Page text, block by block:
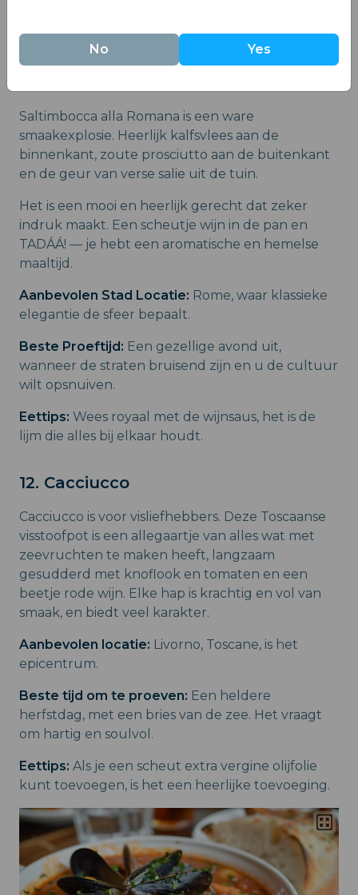
Saltimbocca alla Romana is een ware
smaakexplosie. Heerlijk kalfsvlees aan de
binnenkant, zoute prosciutto aan de buitenkant
en de geur van verse salie uit de tuin.
Het is een mooi en heerlijk gerecht dat zeker
indruk maakt. Een scheutje wijn in de pan en
TADÁÁ! — je hebt een aromatische en hemelse
maaltijd.
Aanbevolen Stad Locatie: Rome, waar klassieke
elegantie de sfeer bepaalt.
Beste Proeftijd: Een gezellige avond uit,
wanneer de straten bruisend zijn en u de cultuur
wilt opsnuiven.
Eettips: Wees royaal met de wijnsaus, het is de
lijm die alles bij elkaar houdt.
12. Cacciucco
Cacciucco is voor visliefhebbers. Deze Toscaanse
visstoofpot is een allegaartje van alles wat met
zeevruchten te maken heeft, langzaam
gesudderd met knoflook en tomaten en een
beetje rode wijn. Elke hap is krachtig en vol van
smaak, en biedt veel karakter.
Aanbevolen locatie: Livorno, Toscane, is het
epicentrum.
Beste tijd om te proeven: Een heldere
herfstdag, met een bries van de zee. Het vraagt
om hartig en soulvol.
Eettips: Als je een scheut extra vergine olijfolie
kunt toevoegen, is het een heerlijke toevoeging.
No Yes